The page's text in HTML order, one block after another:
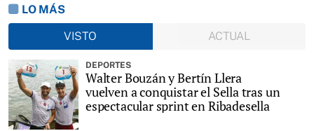
LO MÁS
VISTO
ACTUAL
DEPORTES
Walter Bouzán y Bertín Llera
vuelven a conquistar el Sella tras un
espectacular sprint en Ribadesella